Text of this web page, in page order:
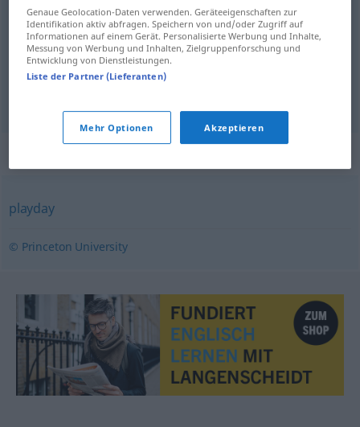
Zeitfzum SpielenodzurErholung playtime
große Pause playtimeat school
playday
© Princeton University
Genaue Geolocation-Daten verwenden. Geräteeigenschaften zur
Identifikation aktiv abfragen. Speichern von und/oder Zugriff auf
Informationen auf einem Gerät. Personalisierte Werbung und Inhalte,
Messung von Werbung und Inhalten, Zielgruppenforschung und
Entwicklung von Dienstleistungen.
Liste der Partner (Lieferanten)
Mehr Optionen Akzeptieren